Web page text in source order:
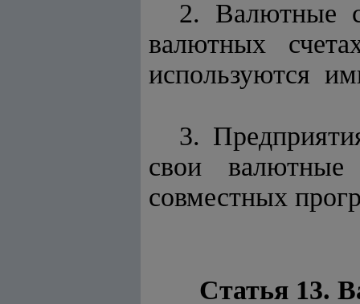
2. Валютные
валютных
используются
3.
свои
совместных
Статья 13.